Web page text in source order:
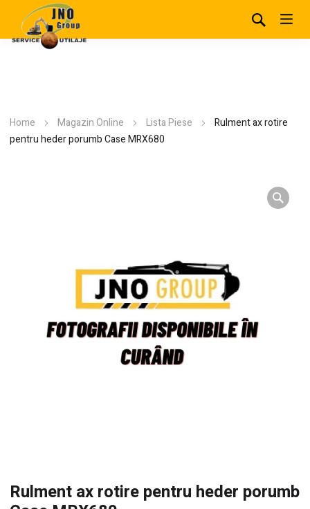
Home Magazin Online Lista Piese
Rulment ax rotire
pentru heder porumb Case MRX680
Rulment ax rotire pentru heder porumb